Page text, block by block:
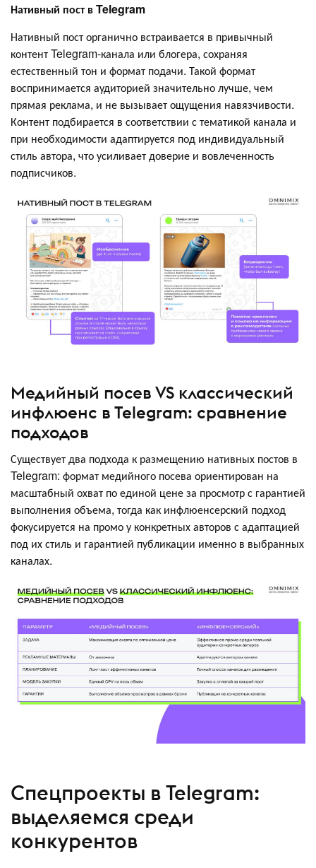
Нативный пост в Telegram
Нативный пост органично встраивается в привычный
контент Telegram-канала или блогера, сохраняя
естественный тон и формат подачи. Такой формат
воспринимается аудиторией значительно лучше, чем
прямая реклама, и не вызывает ощущения навязчивости.
Контент подбирается в соответствии с тематикой канала и
при необходимости адаптируется под индивидуальный
стиль автора, что усиливает доверие и вовлеченность
подписчиков.
Медийный посев VS классический
инфлюенс в Telegram: сравнение
подходов
Существует два подхода к размещению нативных постов в
Telegram: формат медийного посева ориентирован на
масштабный охват по единой цене за просмотр с гарантией
выполнения объема, тогда как инфлюенсерский подход
фокусируется на промо у конкретных авторов с адаптацией
под их стиль и гарантией публикации именно в выбранных
каналах.
Спецпроекты в Telegram:
выделяемся среди
конкурентов